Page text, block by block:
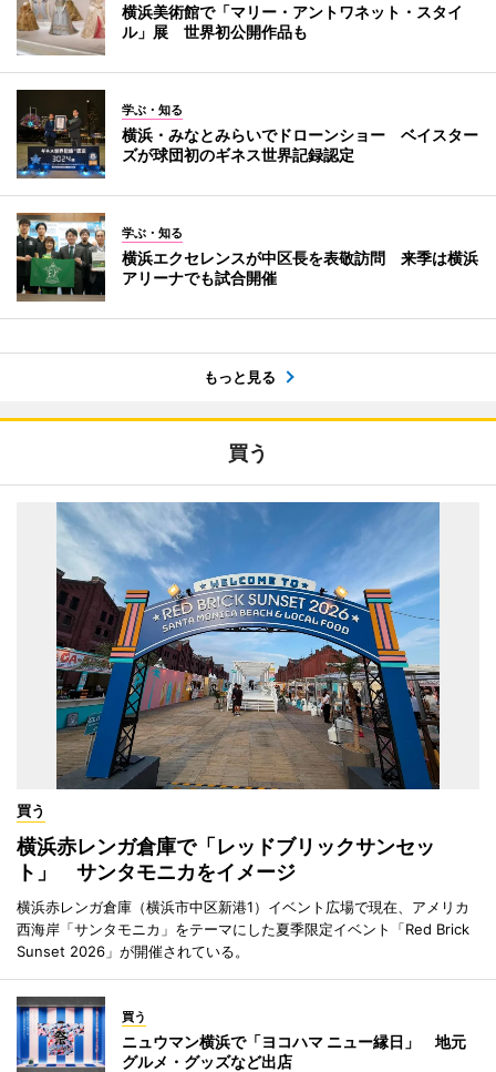
横浜美術館で「マリー・アントワネット・スタイ
ル」展 世界初公開作品も
学ぶ・知る
横浜・みなとみらいでドローンショー ベイスター
ズが球団初のギネス世界記録認定
学ぶ・知る
横浜エクセレンスが中区長を表敬訪問 来季は横浜
アリーナでも試合開催
もっと見る
買う
買う
横浜赤レンガ倉庫で「レッドブリックサンセッ
ト」 サンタモニカをイメージ
横浜赤レンガ倉庫（横浜市中区新港1）イベント広場で現在、アメリカ
西海岸「サンタモニカ」をテーマにした夏季限定イベント「Red Brick
Sunset 2026」が開催されている。
買う
ニュウマン横浜で「ヨコハマ ニュー縁日」 地元
グルメ・グッズなど出店